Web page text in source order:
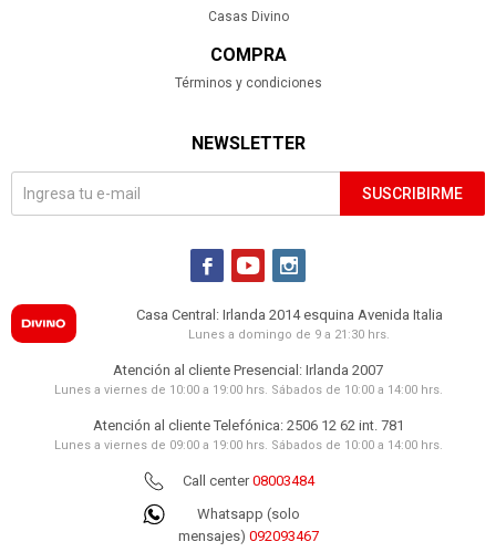
Casas Divino
COMPRA
Términos y condiciones
NEWSLETTER
SUSCRIBIRME
  
Casa Central: Irlanda 2014 esquina Avenida Italia
Lunes a domingo de 9 a 21:30 hrs.
Atención al cliente Presencial: Irlanda 2007
Lunes a viernes de 10:00 a 19:00 hrs. Sábados de 10:00 a 14:00 hrs.
Atención al cliente Telefónica: 2506 12 62 int. 781
Lunes a viernes de 09:00 a 19:00 hrs. Sábados de 10:00 a 14:00 hrs.
Call center08003484
Whatsapp (solo
mensajes) 092093467